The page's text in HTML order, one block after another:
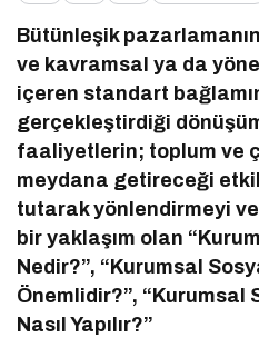
Bütünleşik
ve kavramsal ya da
içeren standart
gerçekleştirdiği
faaliyetlerin; toplum ve
meydana getireceği
tutarak yönlendirmeyi
bir yaklaşım olan
Nedir?”, “Kurumsal
Önemlidir?”, “Kurumsal
Nasıl Yapılır?”